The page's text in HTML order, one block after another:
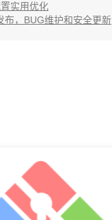
实用优化
布，BUG维护和安全更新